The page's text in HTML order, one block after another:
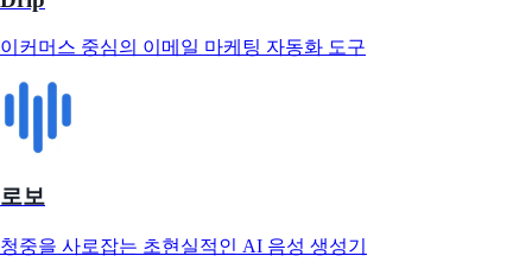
이커머스 중심의 이메일 마케팅 자동화 도구
로보
청중을 사로잡는 초현실적인 AI 음성 생성기